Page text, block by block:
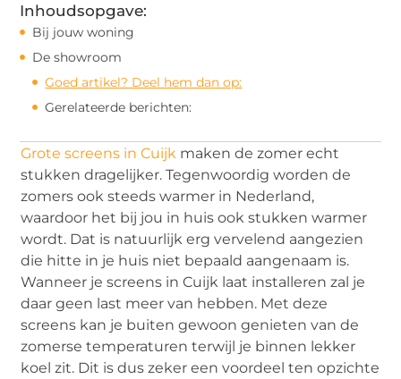
Inhoudsopgave:
Bij jouw woning
De showroom
Goed artikel? Deel hem dan op:
Gerelateerde berichten:
Grote screens in Cuijk maken de zomer echt
stukken dragelijker. Tegenwoordig worden de
zomers ook steeds warmer in Nederland,
waardoor het bij jou in huis ook stukken warmer
wordt. Dat is natuurlijk erg vervelend aangezien
die hitte in je huis niet bepaald aangenaam is.
Wanneer je screens in Cuijk laat installeren zal je
daar geen last meer van hebben. Met deze
screens kan je buiten gewoon genieten van de
zomerse temperaturen terwijl je binnen lekker
koel zit. Dit is dus zeker een voordeel ten opzichte